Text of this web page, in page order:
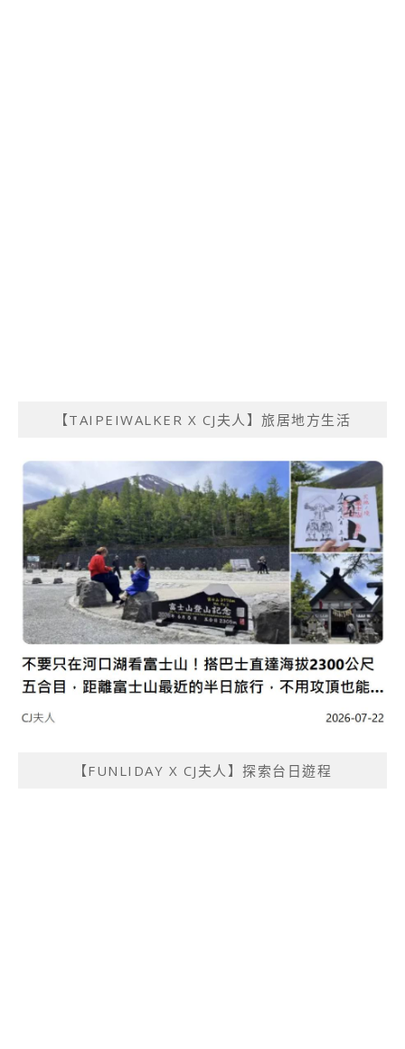
【TAIPEIWALKER X CJ夫人】旅居地方生活
【FUNLIDAY X CJ夫人】探索台日遊程